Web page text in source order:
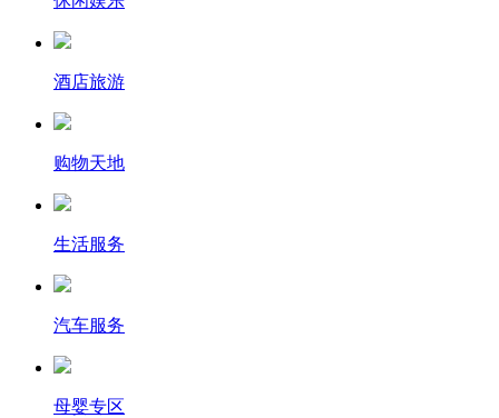
酒店旅游
购物天地
生活服务
汽车服务
母婴专区